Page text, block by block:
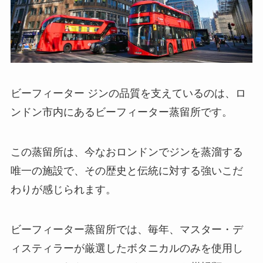
ビーフィーター ジンの品質を支えているのは、ロ
ンドン市内にあるビーフィーター蒸留所です。
この蒸留所は、今なおロンドンでジンを蒸溜する
唯一の施設で、その歴史と伝統に対する強いこだ
わりが感じられます。
ビーフィーター蒸留所では、毎年、マスター・デ
ィスティラーが厳選したボタニカルのみを使用し